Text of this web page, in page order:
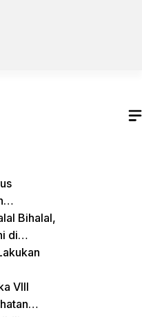
Forum
Apel
Bihalal,
di
VIII